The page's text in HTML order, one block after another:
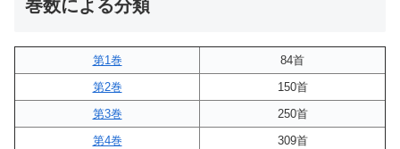
巻数による分類
第1巻
84首
第2巻
150首
第3巻
250首
第4巻
309首